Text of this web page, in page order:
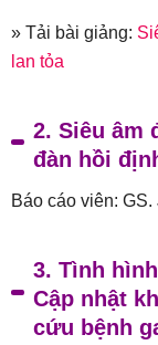
» Tải bài giảng:
lan tỏa
2. Siêu âm
đàn hồi
Báo cáo viên:
3. Tình
Cập nhật
cứu bệnh